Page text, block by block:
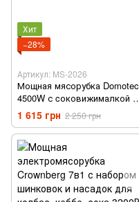
Хит
−28%
Артикул: MS-2026
Мощная мясорубка Domotec
4500W с cоковижималкой и
насадкой для колбас и кеббе
1 615 грн 2 250 грн